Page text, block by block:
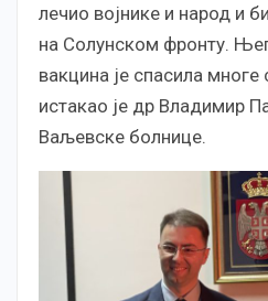
лечио војнике и народ и
на Солунском фронту.
вакцина је спасила многе
истакао је др Владимир
Ваљевске болнице.